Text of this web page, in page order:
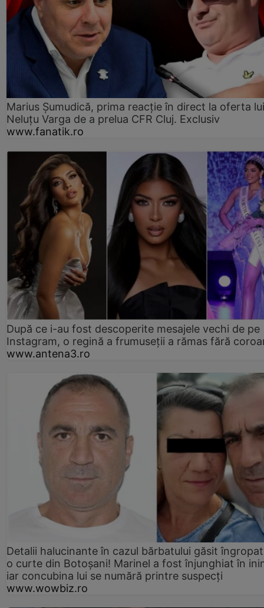
Marius Șumudică, prima reacție în direct la oferta lui
Neluțu Varga de a prelua CFR Cluj. Exclusiv
www.fanatik.ro
După ce i-au fost descoperite mesajele vechi de pe
Instagram, o regină a frumuseții a rămas fără
www.antena3.ro
Detalii halucinante în cazul bărbatului găsit
o curte din Botoșani! Marinel a fost înjunghiat în
iar concubina lui se numără printre suspecți
www.wowbiz.ro